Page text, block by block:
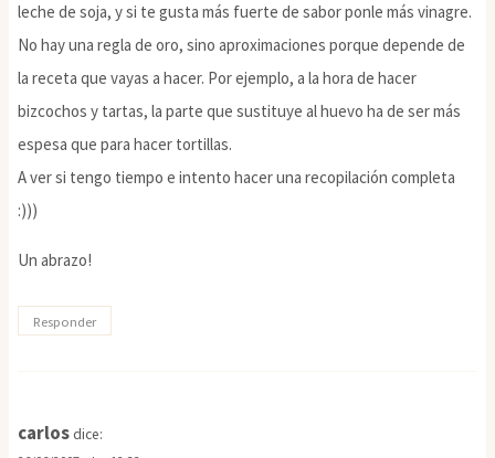
leche de soja, y si te gusta más fuerte de sabor ponle más vinagre.
No hay una regla de oro, sino aproximaciones porque depende de
la receta que vayas a hacer. Por ejemplo, a la hora de hacer
bizcochos y tartas, la parte que sustituye al huevo ha de ser más
espesa que para hacer tortillas.
A ver si tengo tiempo e intento hacer una recopilación completa
:)))
Un abrazo!
Responder
carlos dice: